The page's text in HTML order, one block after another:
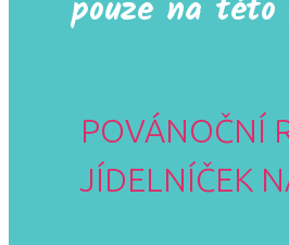
pouze na
POVÁNOČNÍ
JÍDELNÍČEK